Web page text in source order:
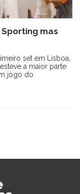
Sporting mas
set em Lisboa,
a maior parte
jogo do